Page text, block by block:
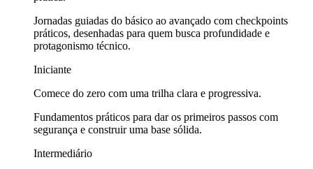
Jornadas guiadas do básico ao avançado com checkpoints
práticos, desenhadas para quem busca profundidade e
protagonismo técnico.
Iniciante
Comece do zero com uma trilha clara e progressiva.
Fundamentos práticos para dar os primeiros passos com
segurança e construir uma base sólida.
Intermediário